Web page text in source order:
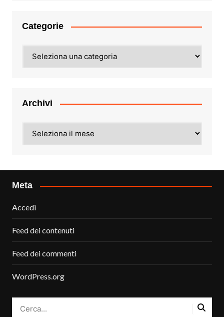
Categorie
Archivi
Meta
Accedi
Feed dei contenuti
Feed dei commenti
WordPress.org